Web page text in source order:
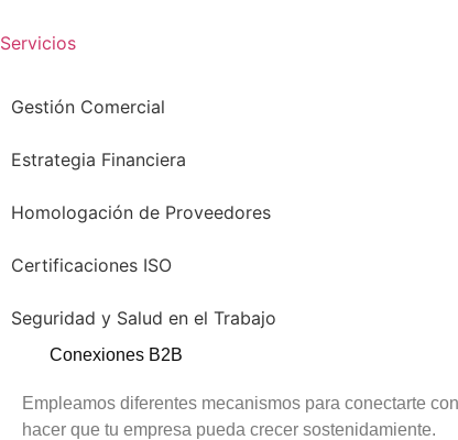
Servicios
Gestión Comercial
Estrategia Financiera
Homologación de Proveedores
Certificaciones ISO
Seguridad y Salud en el Trabajo
Conexiones B2B
Empleamos diferentes mecanismos para conectarte
hacer que tu empresa pueda crecer sostenidamiente.